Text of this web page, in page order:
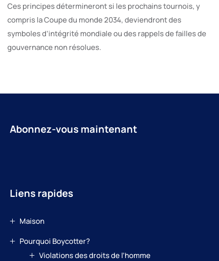
Ces principes détermineront si les prochains tournois, y
compris la Coupe du monde 2034, deviendront des
symboles d’intégrité mondiale ou des rappels de failles de
gouvernance non résolues.
Abonnez-vous maintenant
Liens rapides
Maison
Pourquoi Boycotter?
Violations des droits de l’homme